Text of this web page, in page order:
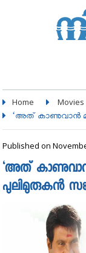
Home Movies
‘അത് കാണുവാന്‍
Published on
‘അത് കാണുവാന്‍
പുലിമുരുകന്‍